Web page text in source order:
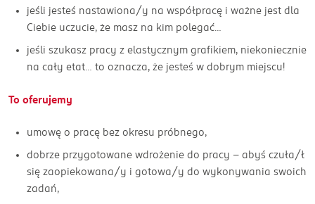
jeśli jesteś nastawiona/y na współpracę i ważne jest dla
Ciebie uczucie, że masz na kim polegać…
jeśli szukasz pracy z elastycznym grafikiem, niekoniecznie
na cały etat… to oznacza, że jesteś w dobrym miejscu!
To oferujemy
umowę o pracę bez okresu próbnego,
dobrze przygotowane wdrożenie do pracy - abyś czuła/ł
się zaopiekowana/y i gotowa/y do wykonywania swoich
zadań,